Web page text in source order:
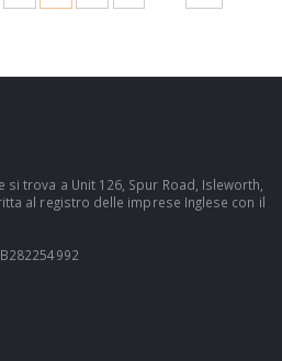
si trova a Unit 126, Spur Road, Isleworth,
al registro delle imprese Inglese con il